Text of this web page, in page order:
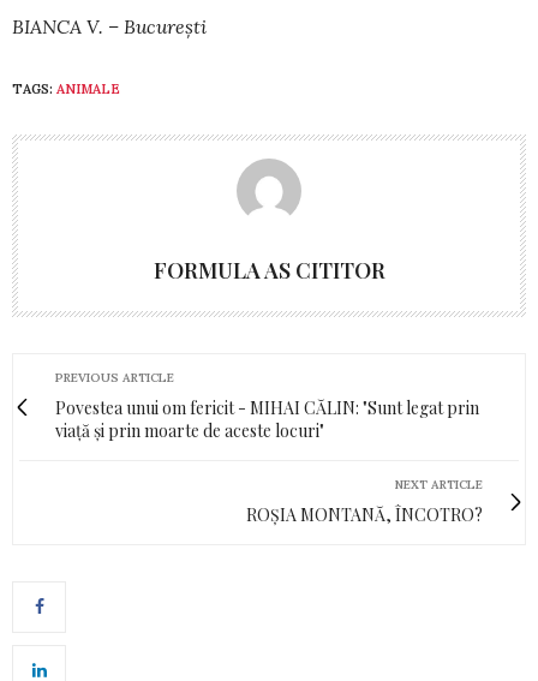
BIANCA V. – București
TAGS: ANIMALE
FORMULA AS CITITOR
PREVIOUS ARTICLE
Povestea unui om fericit - MIHAI CĂLIN: "Sunt legat prin
viață și prin moarte de aceste locuri"
NEXT ARTICLE
ROȘIA MONTANĂ, ÎNCOTRO?